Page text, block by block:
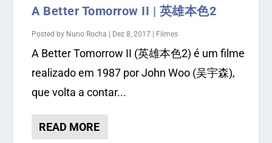
A Better Tomorrow II | 英雄本色2
Posted by Nuno Rocha | Dez 8, 2017 | Filmes
A Better Tomorrow II (英雄本色2) é um filme
realizado em 1987 por John Woo (吴宇森),
que volta a contar...
READ MORE